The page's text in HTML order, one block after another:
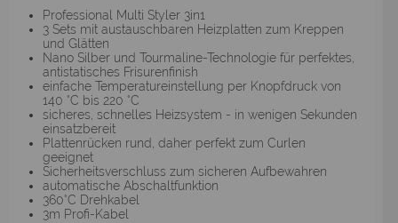
Professional Multi Styler 3in1
3 Sets mit austauschbaren Heizplatten zum Kreppen
und Glätten
Nano Silber und Tourmaline-Technologie für perfektes,
antistatisches Frisurenfinish
einfache Temperatureinstellung per Knopfdruck von
140 °C bis 220 °C
sicheres, schnelles Heizsystem - in wenigen Sekunden
einsatzbereit
Plattenrücken rund, daher perfekt zum Curlen
geeignet
Sicherheitsverschluss zum sicheren Aufbewahren
automatische Abschaltfunktion
360°C Drehkabel
3m Profi-Kabel